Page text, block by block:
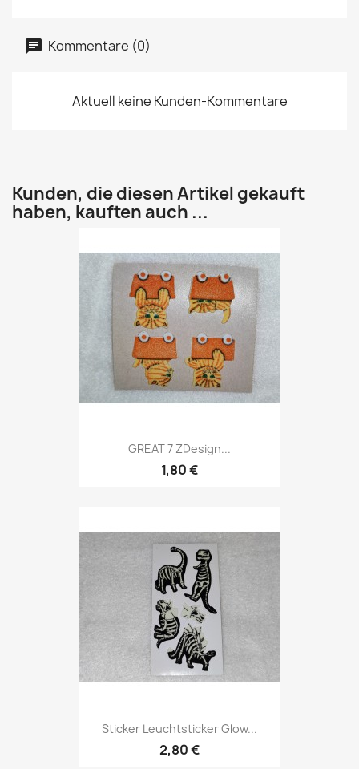
Kommentare (0)
Aktuell keine Kunden-Kommentare
Kunden, die diesen Artikel gekauft
haben, kauften auch ...
GREAT 7 ZDesign...
1,80 €
Sticker Leuchtsticker Glow...
2,80 €